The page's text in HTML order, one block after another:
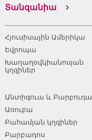
Տանզանիա
Հյուսիսային Ամերիկա
Եվրոպա
Խաղաղօվկիանոսյան
կղզիներ
Անտիգուա և Բարբուդա
Առուբա
Բահամյան կղզիներ
Բարբադոս